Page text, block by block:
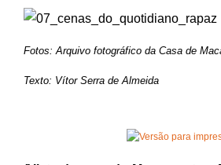
Fotos: Arquivo fotográfico da Casa de
Texto: Vítor Serra de Almeida